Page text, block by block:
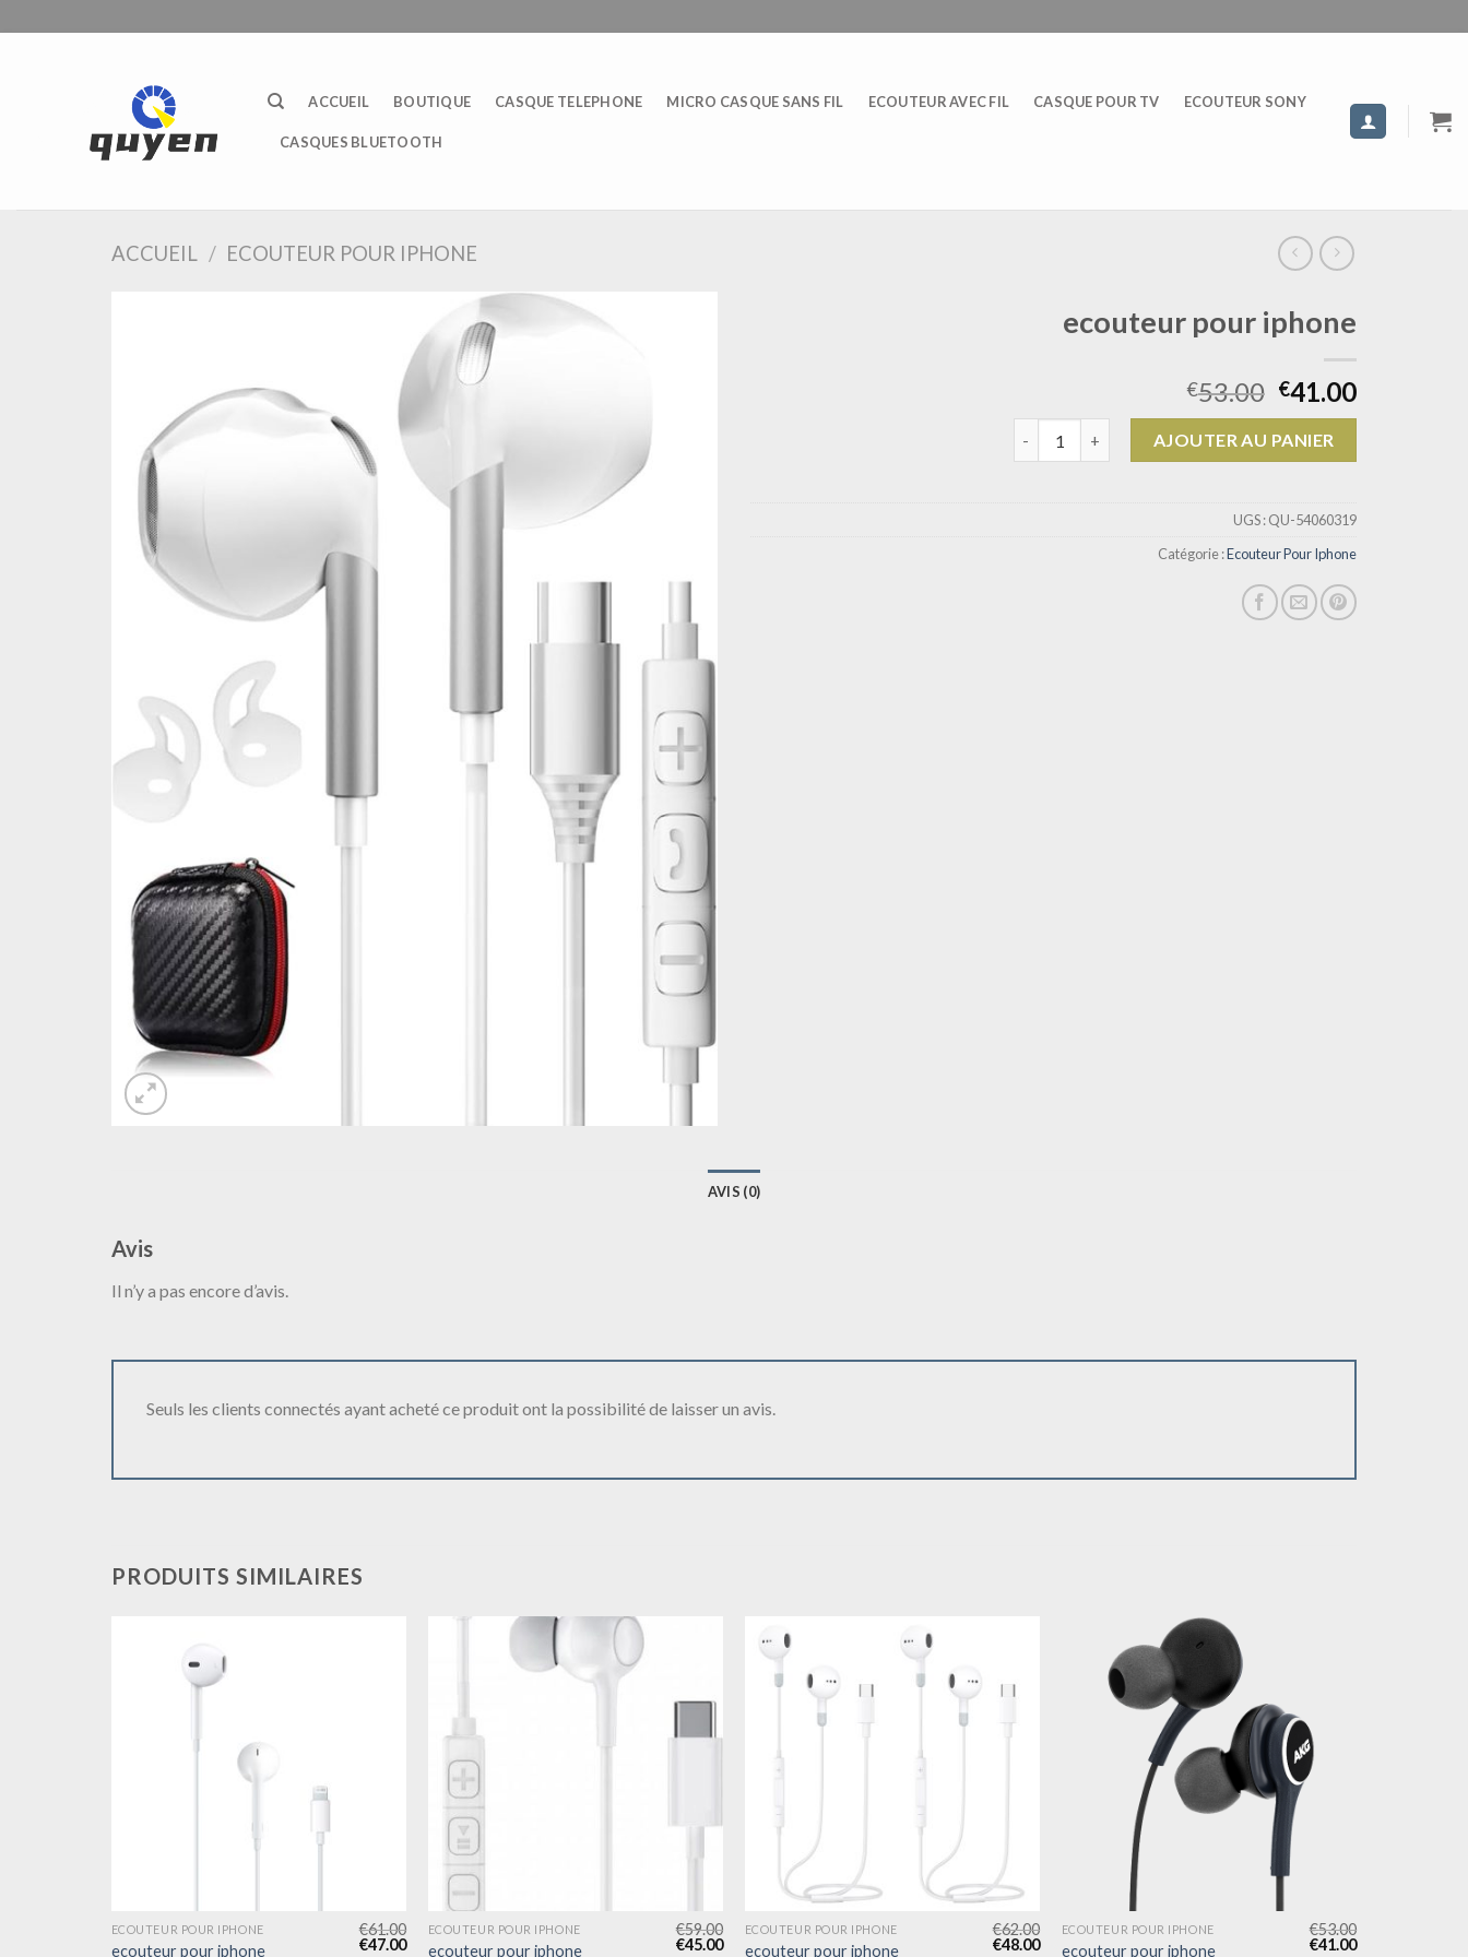
ACCUEIL BOUTIQUE CASQUE TELEPHONE MICRO CASQUE SANS FIL ECOUTEUR AVEC FIL CASQUE POUR TV ECOUTEUR SONY
CASQUES BLUETOOTH
ACCUEIL / ECOUTEUR POUR IPHONE
ecouteur pour iphone
€53.00 €41.00
AJOUTER AU PANIER
UGS :QU-54060319
Catégorie :Ecouteur Pour Iphone
AVIS (0)
Avis
Il n’y a pas encore d’avis.
Seuls les clients connectés ayant acheté ce produit ont la possibilité de laisser un avis.
PRODUITS SIMILAIRES
ECOUTEUR POUR IPHONE
ecouteur pour iphone
€61.00
€47.00
ECOUTEUR POUR IPHONE
ecouteur pour iphone
€59.00
€45.00
ECOUTEUR POUR IPHONE
ecouteur pour iphone
€62.00
€48.00
ECOUTEUR POUR IPHONE
ecouteur pour iphone
€53.00
€41.00